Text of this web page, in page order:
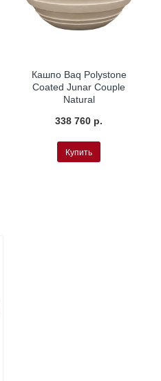
Кашпо Baq Polystone
Coated Junar Couple
Natural
338 760 р.
Купить